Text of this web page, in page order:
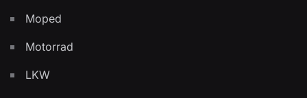
Moped
Motorrad
LKW